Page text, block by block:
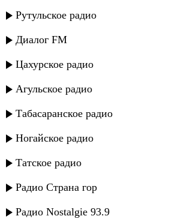
Рутульское радио
Диалог FM
Цахурское радио
Агульское радио
Табасаранское радио
Ногайское радио
Татское радио
Радио Страна гор
Радио Nostalgie 93.9
---
Русское радио